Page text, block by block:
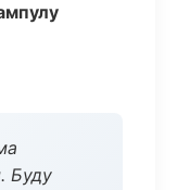
Буду